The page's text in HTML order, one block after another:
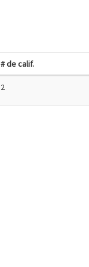
# de calif.
2